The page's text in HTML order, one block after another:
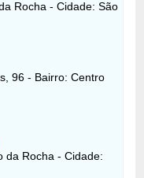
Rocha - Cidade: São
96 - Bairro: Centro
da Rocha - Cidade: